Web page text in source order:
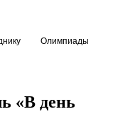
Олимпиады
«В день